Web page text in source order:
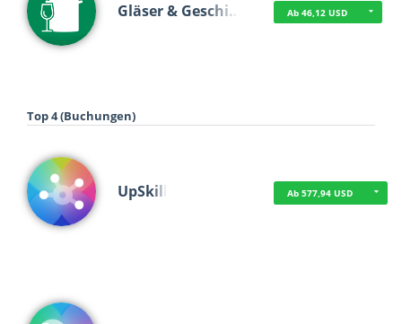
Gläser & Geschi… Ab 46,12 USD
Top 4 (Buchungen)
UpSkill Ab 577,94 USD